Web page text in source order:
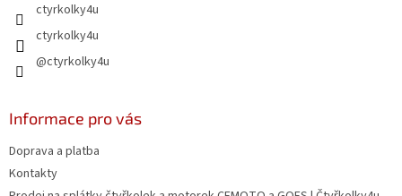
ctyrkolky4u
ctyrkolky4u
@ctyrkolky4u
Informace pro vás
Doprava a platba
Kontakty